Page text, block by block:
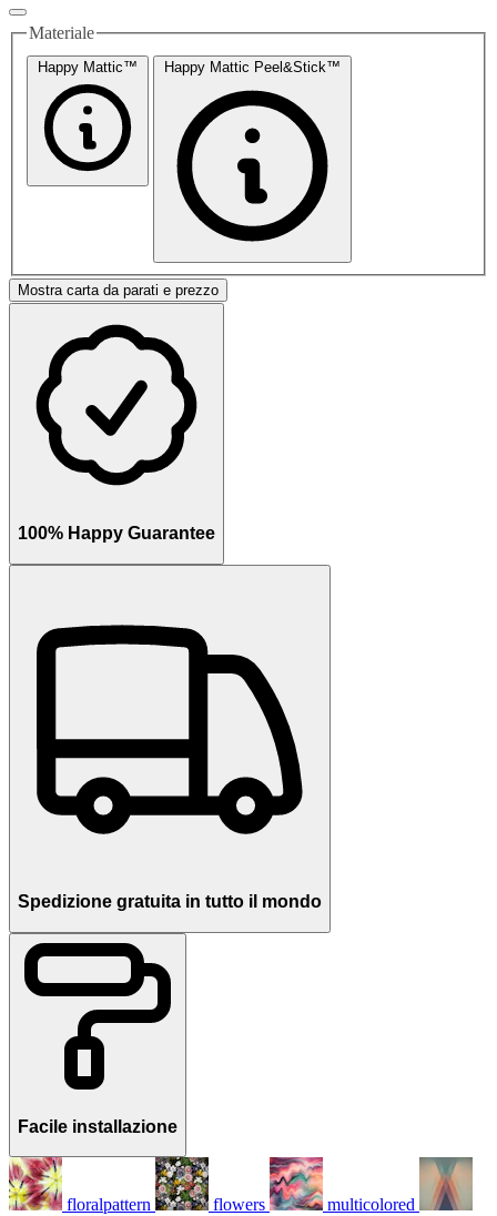
Materiale
Happy Mattic™ Happy Mattic Peel&Stick™
Mostra carta da parati e prezzo
100% Happy Guarantee
Spedizione gratuita in tutto il mondo
Facile installazione
floralpattern flowers multicolored